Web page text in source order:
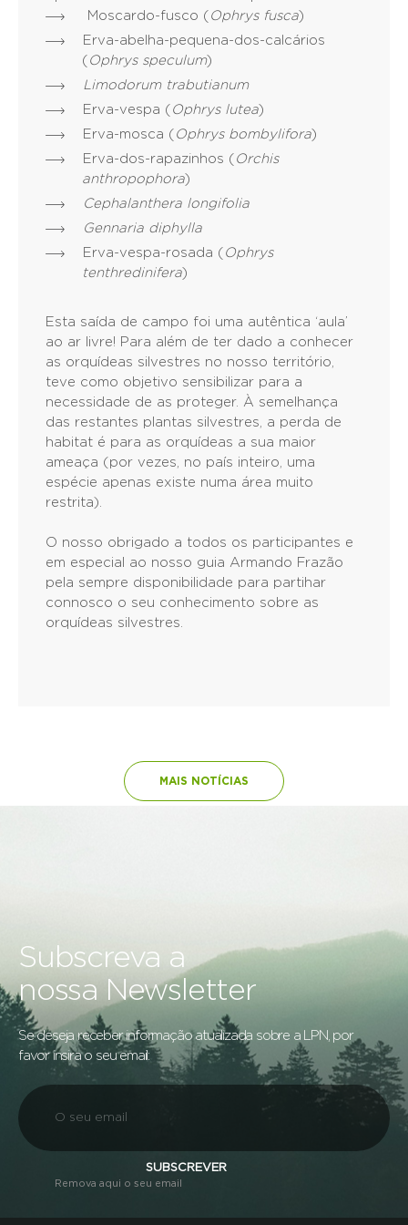
Moscardo-fusco ( Ophrys fusca)
Erva-abelha-pequena-dos-calcários
( Ophrys speculum)
Limodorum trabutianum
Erva-vespa ( Ophrys lutea)
Erva-mosca ( Ophrys bombylifora)
Erva-dos-rapazinhos ( Orchis
anthropophora)
Cephalanthera longifolia
Gennaria diphylla
Erva-vespa-rosada ( Ophrys
tenthredinifera)
Esta saída de campo foi uma autêntica ‘aula’
ao ar livre! Para além de ter dado a conhecer
as orquídeas silvestres no nosso território,
teve como objetivo sensibilizar para a
necessidade de as proteger. À semelhança
das restantes plantas silvestres, a perda de
habitat é para as orquídeas a sua maior
ameaça (por vezes, no país inteiro, uma
espécie apenas existe numa área muito
restrita).
O nosso obrigado a todos os participantes e
em especial ao nosso guia Armando Frazão
pela sempre disponibilidade para partihar
connosco o seu conhecimento sobre as
orquídeas silvestres.
MAIS NOTÍCIAS
Subscreva a
nossa Newsletter
Se deseja receber informação atualizada sobre a LPN, por
favor insira o seu email:
SUBSCREVER
Remova aqui o seu email